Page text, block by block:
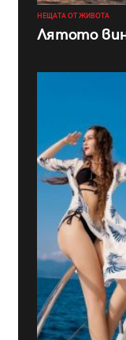
НЕЩАТА ОТ ЖИВОТА
Лятото